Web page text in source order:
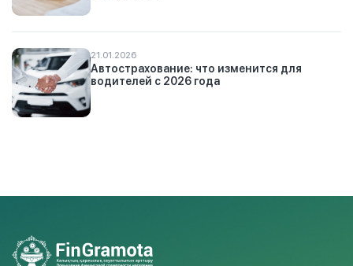
21.01.2026
Автострахование: что изменится для
водителей с 2026 года